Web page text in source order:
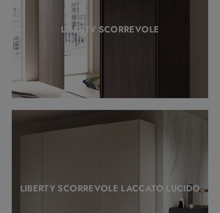
LIBERTY SCORREVOLE
LIBERTY SCORREVOLE LACCATO LUCIDO